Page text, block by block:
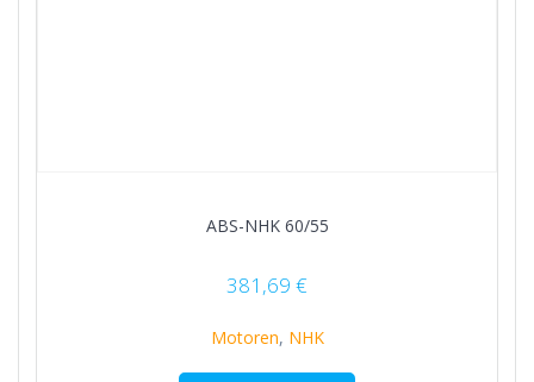
ABS-NHK 60/55
381,69 €
Motoren, NHK